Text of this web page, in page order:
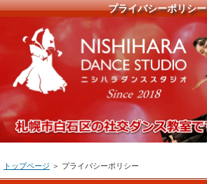
プライバシーポリシー
トップページ ＞ プライバシーポリシー